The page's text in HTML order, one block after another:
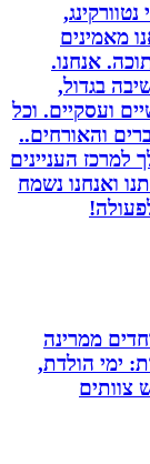
וכל
העניינים
נשמח
ממרינה
הולדת,